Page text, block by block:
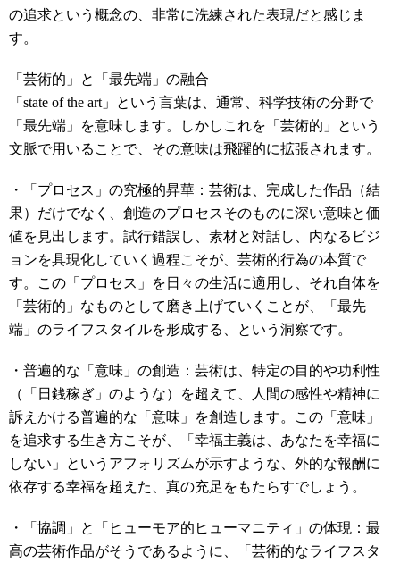
の追求という概念の、非常に洗練された表現だと感じま
す。
「芸術的」と「最先端」の融合
「state of the art」という言葉は、通常、科学技術の分野で
「最先端」を意味します。しかしこれを「芸術的」という
文脈で用いることで、その意味は飛躍的に拡張されます。
・「プロセス」の究極的昇華：芸術は、完成した作品（結
果）だけでなく、創造のプロセスそのものに深い意味と価
値を見出します。試行錯誤し、素材と対話し、内なるビジ
ョンを具現化していく過程こそが、芸術的行為の本質で
す。この「プロセス」を日々の生活に適用し、それ自体を
「芸術的」なものとして磨き上げていくことが、「最先
端」のライフスタイルを形成する、という洞察です。
・普遍的な「意味」の創造：芸術は、特定の目的や功利性
（「日銭稼ぎ」のような）を超えて、人間の感性や精神に
訴えかける普遍的な「意味」を創造します。この「意味」
を追求する生き方こそが、「幸福主義は、あなたを幸福に
しない」というアフォリズムが示すような、外的な報酬に
依存する幸福を超えた、真の充足をもたらすでしょう。
・「協調」と「ヒューモア的ヒューマニティ」の体現：最
高の芸術作品がそうであるように、「芸術的なライフスタ